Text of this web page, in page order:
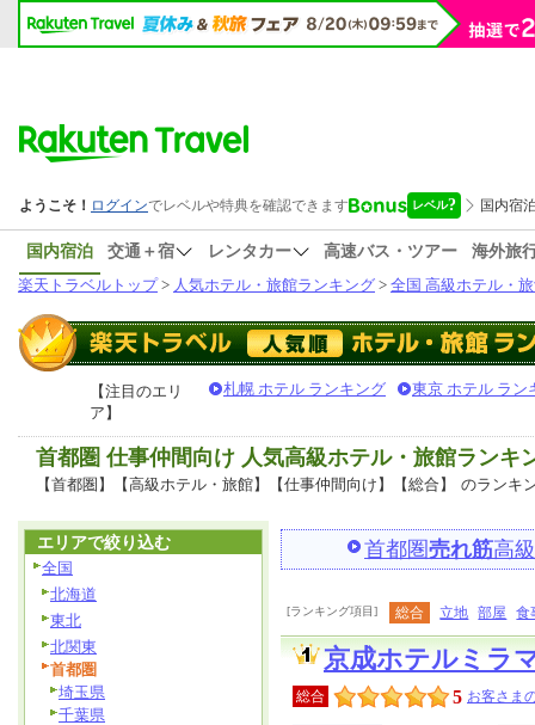
国内宿泊 交通＋宿 レンタカー 高速バス・ツアー
海外旅
楽天トラベルトップ> 人気ホテル・旅館ランキング > 全国 高級ホテル・
【注目のエリ
ア】
札幌 ホテル ランキング 東京 ホテル ラン
首都圏 仕事仲間向け 人気高級ホテル・旅館ランキ
【首都圏】【高級ホテル・旅館】【仕事仲間向け】【総合】 のランキ
首都圏売れ筋高
[ランキング項目] 総合 立地 部屋 食
京成ホテルミラ
総合 5 お客さま
エリアで絞り込む
全国
北海道
東北
北関東
首都圏
埼玉県
千葉県